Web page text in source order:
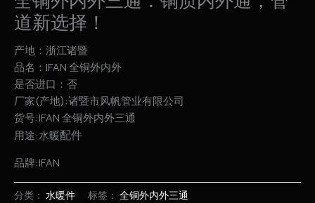
道新选择！
产地：浙江诸暨
品名：IFAN 全铜外内外
是否进口：否
厂家(产地):诸暨市风帆管业有限公司
货号:IFAN 全铜外内外三通
用途:水暖配件
品牌:IFAN
分类： 水暖件 标签： 全铜外内外三通